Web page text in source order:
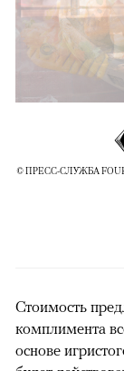
© ПРЕСС-СЛУЖБА FOUR
Стоимость
комплимента
основе